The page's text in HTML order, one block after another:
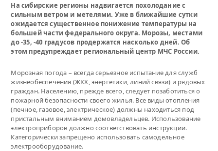
На сибирские регионы надвигается похолодание с
сильным ветром и метелями. Уже в ближайшие сутки
ожидается существенное понижение температуры на
большей части федерального округа. Морозы, местами
до -35, -40 градусов продержатся насколько дней. Об
этом предупреждает региональный центр МЧС России.
Морозная погода – всегда серьезное испытание для служб
жизнеобеспечения (ЖКХ, энергетики, линий связи) и рядовых
граждан. Населению, прежде всего, следует позаботиться о
пожарной безопасности своего жилья. Все виды отопления
(печное, газовое, электрическое) должны находиться под
пристальным вниманием домовладельцев. Использование
электроприборов должно соответствовать инструкции.
Категорически запрещено использовать самодельное
электрооборудование.